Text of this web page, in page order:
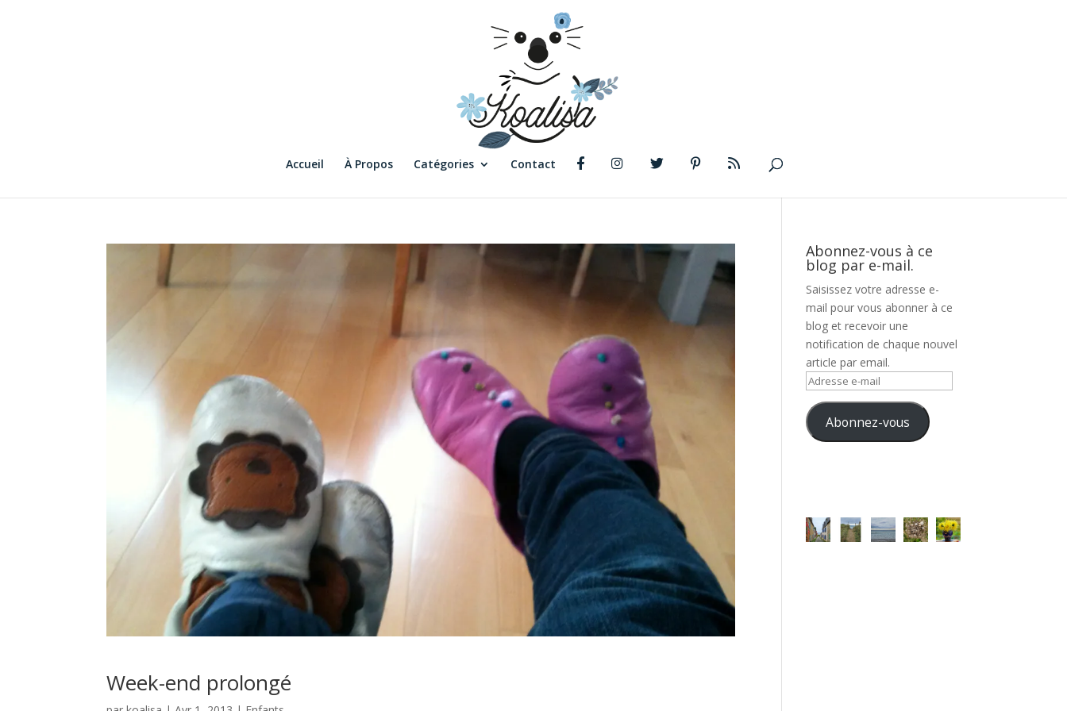
Accueil À Propos Catégories Contact
Week-end prolongé
Abonnez-vous à ce
blog par e-mail.
Saisissez votre adresse e-
mail pour vous abonner à ce
blog et recevoir une
notification de chaque nouvel
article par email.
Adresse
mail Abonnez-vous